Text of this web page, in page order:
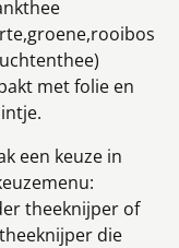
met folie en
een keuze in
theeknijper of
die